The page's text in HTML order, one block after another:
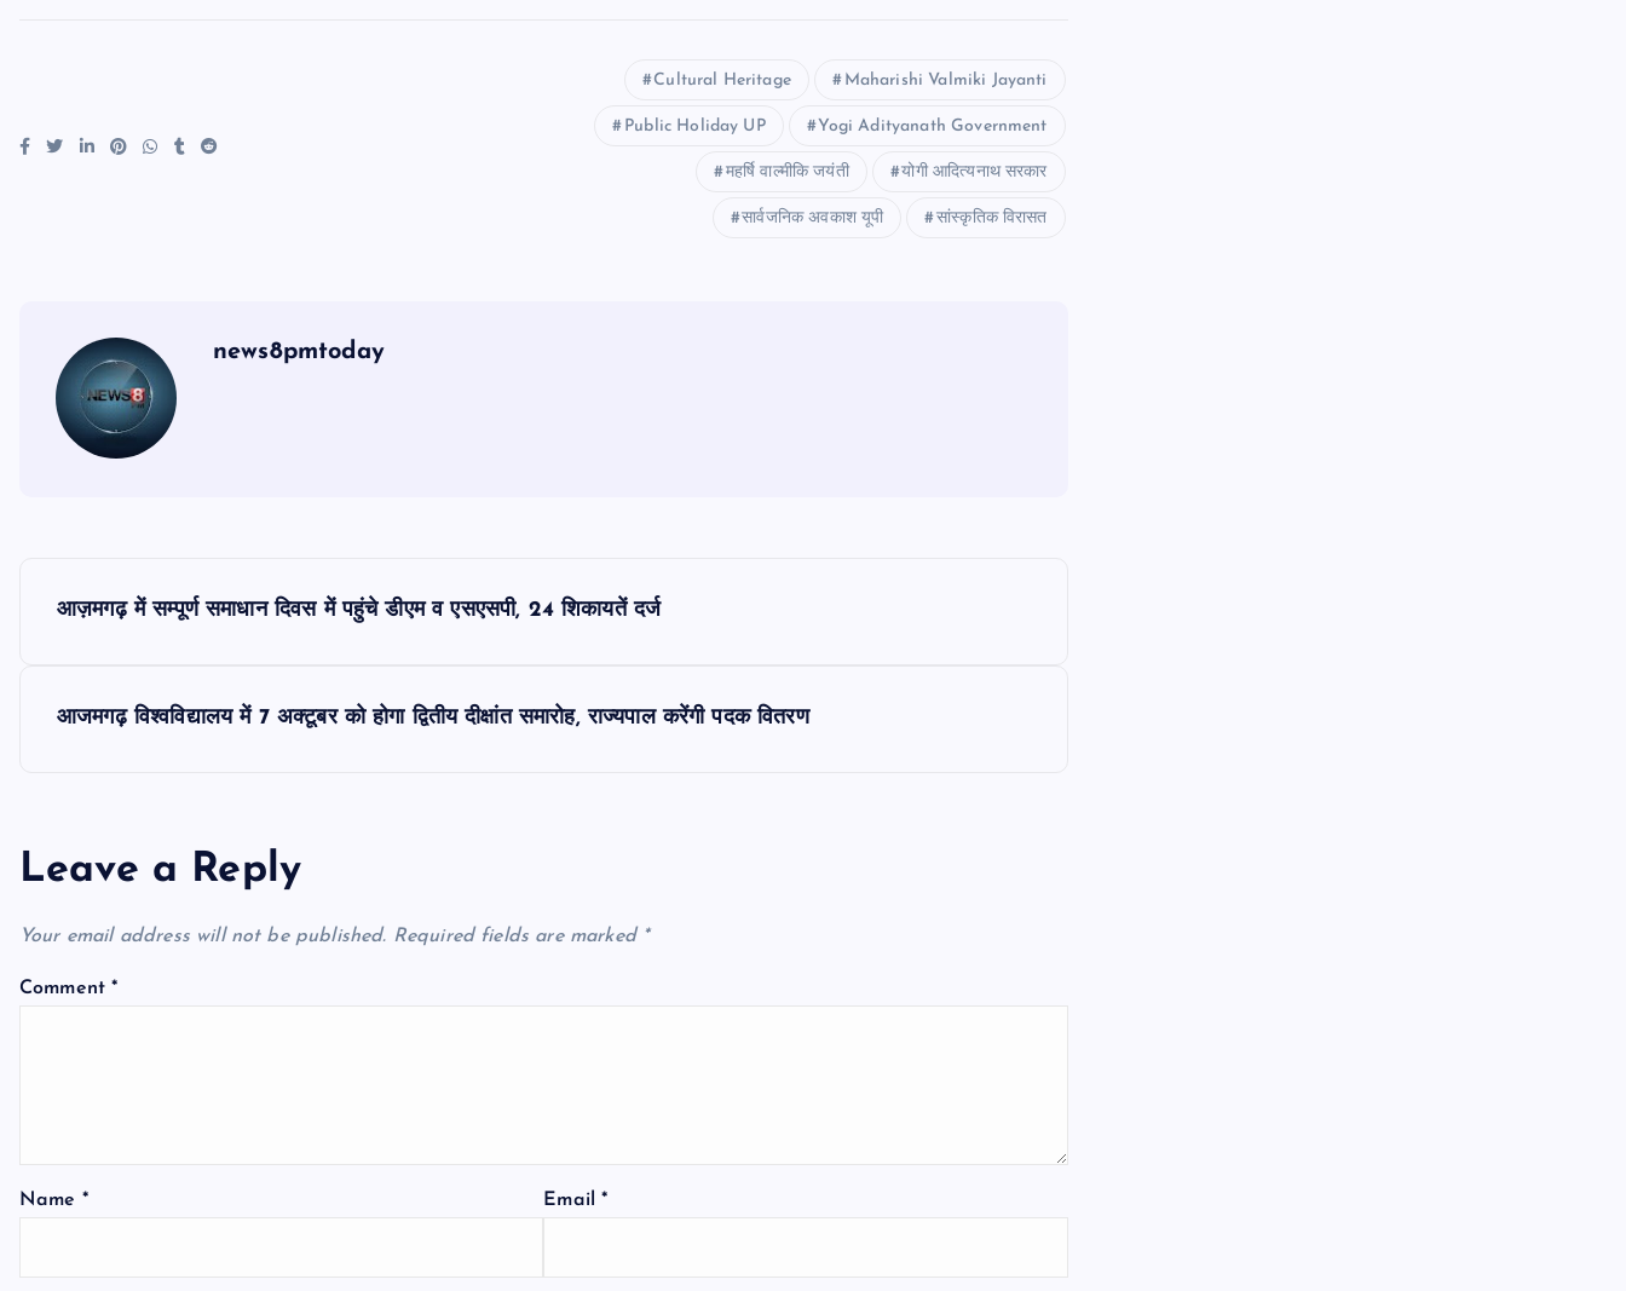
Cultural Heritage Maharishi Valmiki Jayanti
Public Holiday UP Yogi Adityanath Government
महर्षि वाल्मीकि जयंती योगी आदित्यनाथ सरकार
सार्वजनिक अवकाश यूपी सांस्कृतिक विरासत
news8pmtoday
n
a
v
a
आज़मगढ़ में सम्पूर्ण समाधान दिवस में पहुंचे डीएम व एसएसपी, 24 शिकायतें दर्ज
आजमगढ़ विश्वविद्यालय में 7 अक्टूबर को होगा द्वितीय दीक्षांत समारोह, राज्यपाल करेंगी पदक वितरण
Leave a Reply
Your email address will not be published. Required fields are marked *
Comment*
Name * Email*